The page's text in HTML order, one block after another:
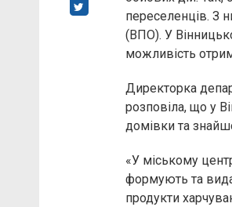
переселенців. З
(ВПО). У
можливість
Директорка
розповіла, що у
домівки та
«У міському
формують та
продукти